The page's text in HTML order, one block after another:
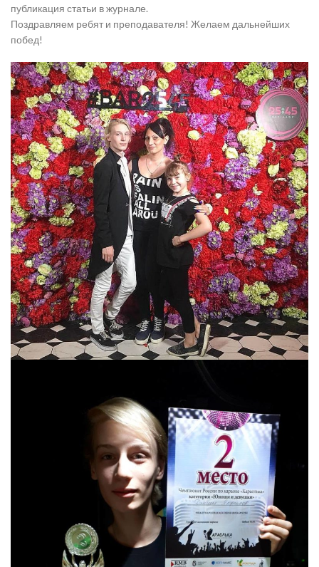
публикация статьи в журнале.
Поздравляем ребят и преподавателя! Желаем дальнейших
побед!